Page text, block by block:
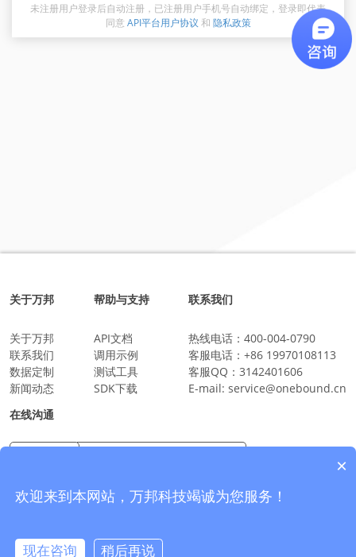
未注册用户登录后自动注册，已注册用户手机号自动绑定，登录即代表
同意 API平台用户协议 和 隐私政策
关于万邦
关于万邦
联系我们
数据定制
新闻动态
帮助与支持
API文档
调用示例
测试工具
SDK下载
联系我们
热线电话： 400-004-0790
客服电话： +86 19970108113
客服QQ： 3142401606
E-mail: service@onebound.cn
在线沟通
×
欢迎来到本网站，万邦科技竭诚为您服务！
现在咨询 稍后再说